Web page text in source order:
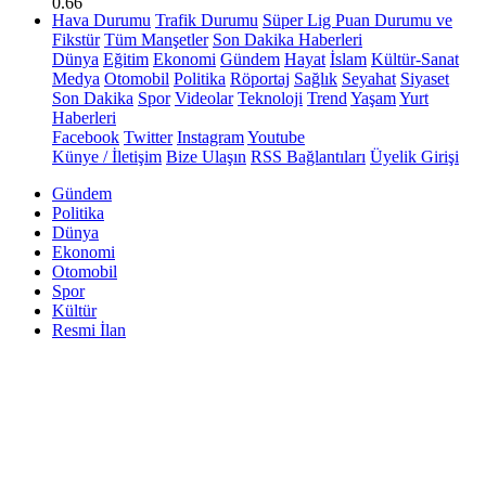
Hava Durumu Trafik Durumu Süper Lig Puan Durumu ve
Fikstür Tüm Manşetler Son Dakika Haberleri
Dünya Eğitim Ekonomi Gündem Hayat İslam Kültür-Sanat
Medya Otomobil Politika Röportaj Sağlık Seyahat Siyaset
Son Dakika Spor Videolar Teknoloji Trend YaşamYurt
Haberleri
Facebook Twitter InstagramYoutube
Künye / İletişim Bize Ulaşın RSS Bağlantıları Üyelik Girişi
Gündem
Politika
Dünya
Ekonomi
Otomobil
Spor
Kültür
Resmi İlan